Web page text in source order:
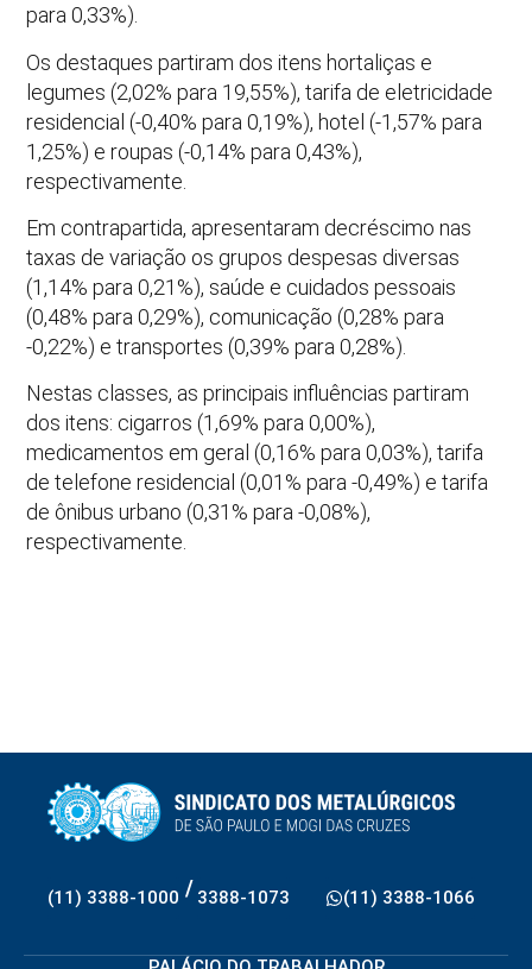
para 0,33%).
Os destaques partiram dos itens hortaliças e
legumes (2,02% para 19,55%), tarifa de eletricidade
residencial (-0,40% para 0,19%), hotel (-1,57% para
1,25%) e roupas (-0,14% para 0,43%),
respectivamente.
Em contrapartida, apresentaram decréscimo nas
taxas de variação os grupos despesas diversas
(1,14% para 0,21%), saúde e cuidados pessoais
(0,48% para 0,29%), comunicação (0,28% para
-0,22%) e transportes (0,39% para 0,28%).
Nestas classes, as principais influências partiram
dos itens: cigarros (1,69% para 0,00%),
medicamentos em geral (0,16% para 0,03%), tarifa
de telefone residencial (0,01% para -0,49%) e tarifa
de ônibus urbano (0,31% para -0,08%),
respectivamente.
(11) 3388-1000 / 3388-1073 (11) 3388-1066